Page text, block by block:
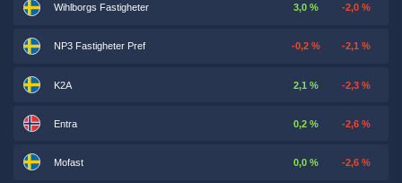
Wihlborgs Fastigheter 3,0 % -2,0 %
NP3 Fastigheter Pref -0,2 % -2,1 %
K2A 2,1 % -2,3 %
Entra 0,2 % -2,6 %
Mofast 0,0 % -2,6 %